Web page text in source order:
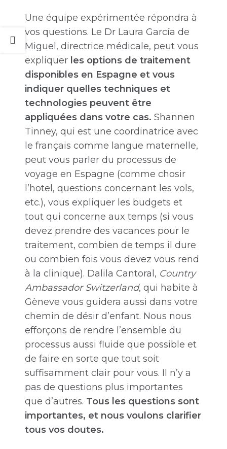
Une équipe expérimentée répondra à
vos questions. Le Dr Laura García de
Miguel, directrice médicale, peut vous
expliquer les options de traitement
disponibles en Espagne et vous
indiquer quelles techniques et
technologies peuvent être
appliquées dans votre cas. Shannen
Tinney, qui est une coordinatrice avec
le français comme langue maternelle,
peut vous parler du processus de
voyage en Espagne (comme chosir
l’hotel, questions concernant les vols,
etc.), vous expliquer les budgets et
tout qui concerne aux temps (si vous
devez prendre des vacances pour le
traitement, combien de temps il dure
ou combien fois vous devez vous rend
à la clinique). Dalila Cantoral, Country
Ambassador Switzerland, qui habite à
Gèneve vous guidera aussi dans votre
chemin de désir d’enfant. Nous nous
efforçons de rendre l’ensemble du
processus aussi fluide que possible et
de faire en sorte que tout soit
suffisamment clair pour vous. Il n’y a
pas de questions plus importantes
que d’autres. Tous les questions sont
importantes, et nous voulons clarifier
tous vos doutes.